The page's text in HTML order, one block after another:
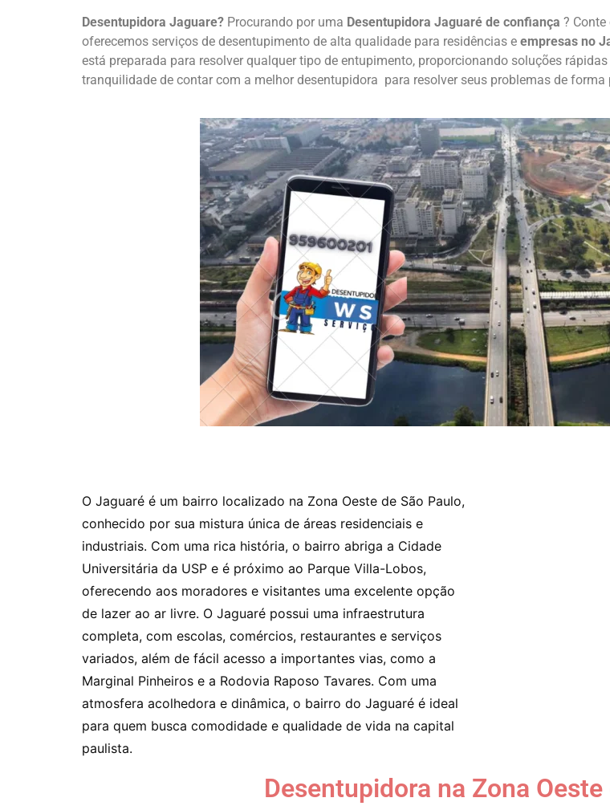
Desentupidora Jaguare? Procurando por uma Desentupidora Jaguaré de confiança ? Conte
oferecemos serviços de desentupimento de alta qualidade para residências e empresas no
está preparada para resolver qualquer tipo de entupimento, proporcionando soluções
tranquilidade de contar com a melhor desentupidora para resolver seus problemas de forma
O Jaguaré é um bairro localizado na Zona Oeste de São Paulo,
conhecido por sua mistura única de áreas residenciais e
industriais. Com uma rica história, o bairro abriga a Cidade
Universitária da USP e é próximo ao Parque Villa-Lobos,
oferecendo aos moradores e visitantes uma excelente opção
de lazer ao ar livre. O Jaguaré possui uma infraestrutura
completa, com escolas, comércios, restaurantes e serviços
variados, além de fácil acesso a importantes vias, como a
Marginal Pinheiros e a Rodovia Raposo Tavares. Com uma
atmosfera acolhedora e dinâmica, o bairro do Jaguaré é ideal
para quem busca comodidade e qualidade de vida na capital
paulista.
Desentupidora na Zona